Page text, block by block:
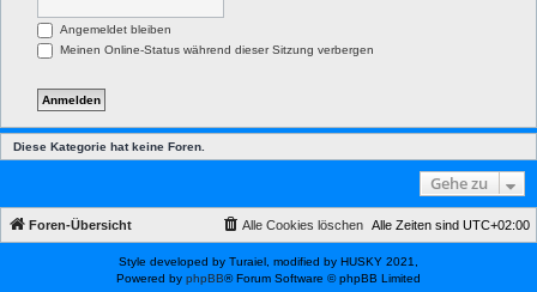
Angemeldet bleiben
Meinen Online-Status während dieser Sitzung verbergen
Diese Kategorie hat keine Foren.
Gehe zu
Foren-Übersicht Alle Zeiten sind UTC+02:00
Alle Cookies löschen
Style developed by Turaiel, modified by HUSKY 2021,
Powered by phpBB® Forum Software © phpBB Limited